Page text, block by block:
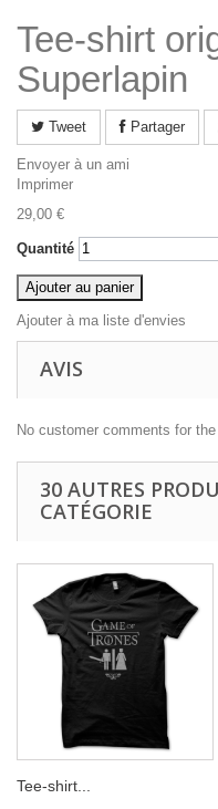
Tee-shirt
Superlapin
Tweet Partager
Envoyer à un ami
Imprimer
29,00 €
Quantité
Ajouter au panier
Ajouter à ma liste d'envies
AVIS
No customer comments for
30 AUTRES
CATÉGORIE
Tee-shirt...